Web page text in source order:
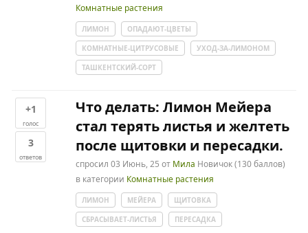
Комнатные растения
ЛИМОН
ОПАДАЮТ-ЦВЕТЫ
КОМНАТНЫЕ-ЦИТРУСОВЫЕ
УХОД-ЗА-ЛИМОНОМ
ТАШКЕНТСКИЙ-СОРТ
+1
голос
3
ответов
Что делать: Лимон Мейера
стал терять листья и желтеть
после щитовки и пересадки.
спросил 03 Июнь, 25 от Мила Новичок(130баллов)
в категории Комнатные растения
ЛИМОН МЕЙЕРА
ЩИТОВКА
СБРАСЫВАЕТ-ЛИСТЬЯ
ПЕРЕСАДКА